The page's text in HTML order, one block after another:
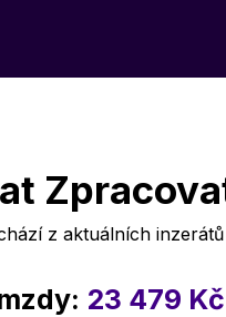
z aktuálních
23 479 Kč